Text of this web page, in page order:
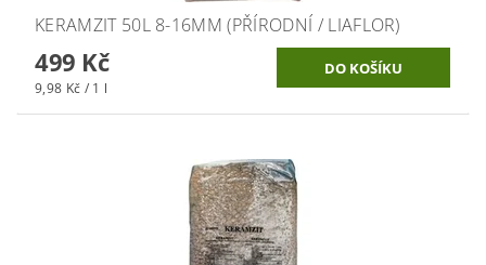
KERAMZIT 50L 8-16MM (PŘÍRODNÍ / LIAFLOR)
499 Kč
9,98 Kč / 1 l